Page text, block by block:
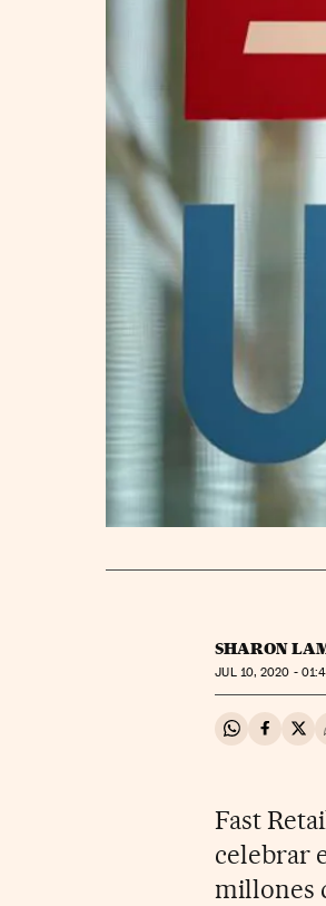
SHARON
JUL10, 2020 -
Compartir
Fast
celebrar
millones